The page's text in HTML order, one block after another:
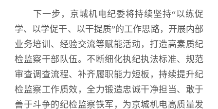
下一步，京城机电纪委将持续坚持“以练促
学、以学促干、以干提质”的工作思路，开展内部
业务培训、经验交流等赋能活动，打造高素质纪
检监察干部队伍。不断细化执纪执法标准、规范
审查调查流程、补齐履职能力短板，持续提升纪
检监察工作质效，全力锻造忠诚干净担当、敢于
善于斗争的纪检监察铁军，为京城机电高质量发